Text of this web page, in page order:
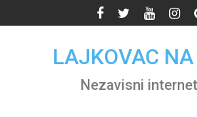
to
LAJKOVAC
Nezavisni